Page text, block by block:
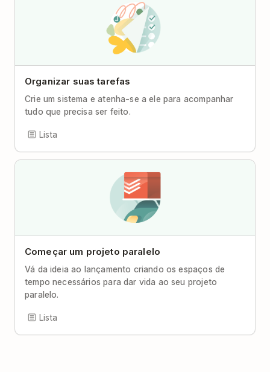
Organizar suas tarefas
Crie um sistema e atenha-se a ele para acompanhar
tudo que precisa ser feito.
Lista
Começar um projeto paralelo
Vá da ideia ao lançamento criando os espaços de
tempo necessários para dar vida ao seu projeto
paralelo.
Lista